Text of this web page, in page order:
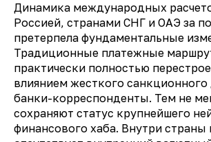
Динамика международных
Россией, странами СНГ и ОАЭ за
претерпела фундаментальные
Традиционные платежные
практически полностью
влиянием жесткого санкционного
банки-корреспонденты. Тем не
сохраняют статус крупнейшего
финансового хаба. Внутри страны